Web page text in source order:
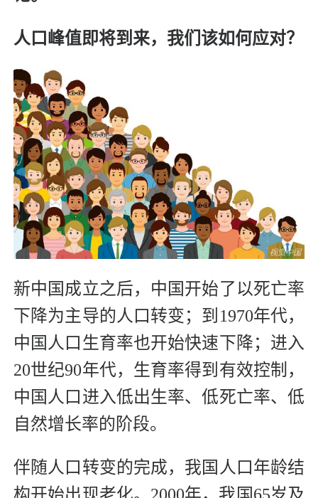
人口峰值即将到来，我们该如何应对？
新中国成立之后，中国开始了以死亡率
下降为主导的人口转变；到1970年代，
中国人口生育率也开始快速下降；进入
20世纪90年代，生育率得到有效控制，
中国人口进入低出生率、低死亡率、低
自然增长率的阶段。
伴随人口转变的完成，我国人口年龄结